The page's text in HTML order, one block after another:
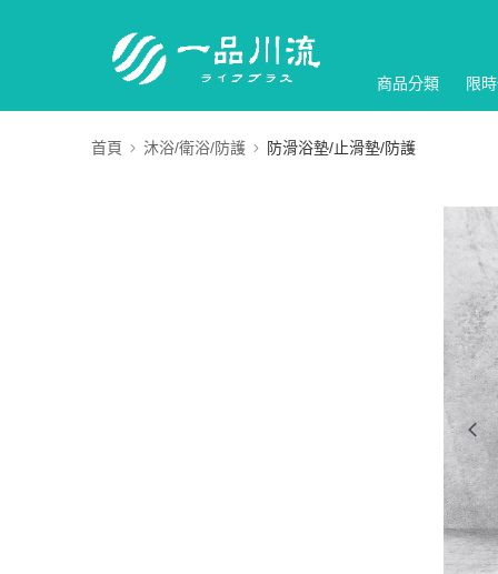
商品分類 限
首頁 沐浴/衛浴/防護 防滑浴墊/止滑墊/防護